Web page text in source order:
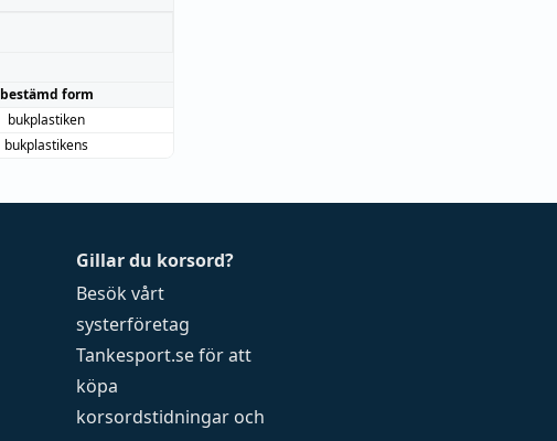
bestämd form
bukplastiken
bukplastikens
Gillar du korsord?
Besök vårt
systerföretag
Tankesport.seför att
köpa
korsordstidningar och